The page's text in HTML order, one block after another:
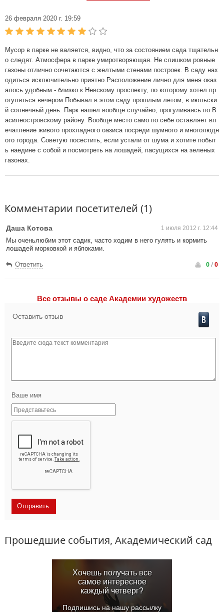
26 февраля 2020 г. 19:59
Мусор в парке не валяется, видно, что за состоянием сада тщательн
о следят. Атмосфера в парке умиротворяющая. Не слишком ровные
газоны отлично сочетаются с желтыми стенами построек. В саду нах
одиться исключительно приятно.Расположение лично для меня оказ
алось удобным - близко к Невскому проспекту, по которому хотел пр
огуляться вечером.Побывал в этом саду прошлым летом, в июльски
й солнечный день. Парк нашел вообще случайно, прогуливаясь по В
асилеостровскому району. Вообще место само по себе оставляет вп
ечатление живого прохладного оазиса посреди шумного и многолюдн
ого города. Советую посестить, если устали от шума и хотите побыт
ь наедине с собой и посмотреть на лошадей, пасущихся на зеленых
газонах.
Комментарии посетителей (1)
Даша Котова 1 июля 2012 г. 12:44
Мы оченьлюбим этот садик, часто ходим в него гулять и кормить
лошадей морковкой и яблоками.
Ответить 0/0
Все отзывы o саде Академии художеств
Оставить отзыв
Ваше имя
Прошедшие события, Академический сад
Хочешь получать все
самое интересное
каждый четверг?
Подпишись на нашу рассылку